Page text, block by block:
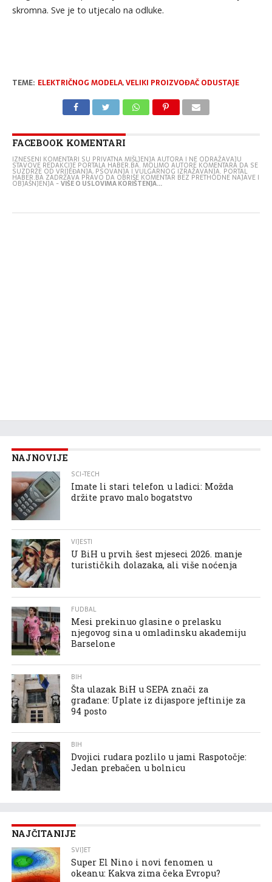
skromna. Sve je to utjecalo na odluke.
TEME: ELEKTRIČNOG MODELA,VELIKI PROIZVOĐAČ ODUSTAJE
FACEBOOK KOMENTARI
IZNESENI KOMENTARI SU PRIVATNA MIŠLJENJA AUTORA I NE ODRAŽAVAJU
STAVOVE REDAKCIJE PORTALA HABER.BA. MOLIMO AUTORE KOMENTARA DA SE
SUZDRŽE OD VRIJEĐANJA, PSOVANJA I VULGARNOG IZRAŽAVANJA. PORTAL
HABER.BA ZADRŽAVA PRAVO DA OBRIŠE KOMENTAR BEZ PRETHODNE NAJAVE I
OBJAŠNJENJA -VIŠE O USLOVIMA KORIŠTENJA...
NAJNOVIJE
SCI-TECH
Imate li stari telefon u ladici: Možda
držite pravo malo bogatstvo
VIJESTI
U BiH u prvih šest mjeseci 2026. manje
turističkih dolazaka, ali više noćenja
FUDBAL
Mesi prekinuo glasine o prelasku
njegovog sina u omladinsku akademiju
Barselone
BIH
Šta ulazak BiH u SEPA znači za
građane: Uplate iz dijaspore jeftinije za
94 posto
BIH
Dvojici rudara pozlilo u jami Raspotočje:
Jedan prebačen u bolnicu
NAJČITANIJE
SVIJET
Super El Nino i novi fenomen u
okeanu: Kakva zima čeka Evropu?